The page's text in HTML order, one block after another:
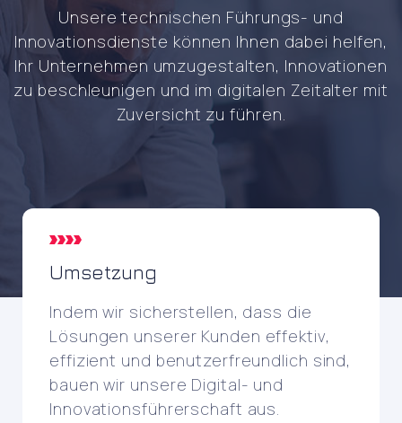
Unsere technischen Führungs- und
Innovationsdienste können Ihnen dabei helfen,
Ihr Unternehmen umzugestalten, Innovationen
zu beschleunigen und im digitalen Zeitalter mit
Zuversicht zu führen.
Umsetzung
Indem wir sicherstellen, dass die
Lösungen unserer Kunden effektiv,
effizient und benutzerfreundlich sind,
bauen wir unsere Digital- und
Innovationsführerschaft aus.